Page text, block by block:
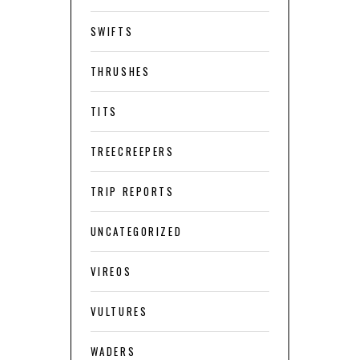
SWIFTS
THRUSHES
TITS
TREECREEPERS
TRIP REPORTS
UNCATEGORIZED
VIREOS
VULTURES
WADERS